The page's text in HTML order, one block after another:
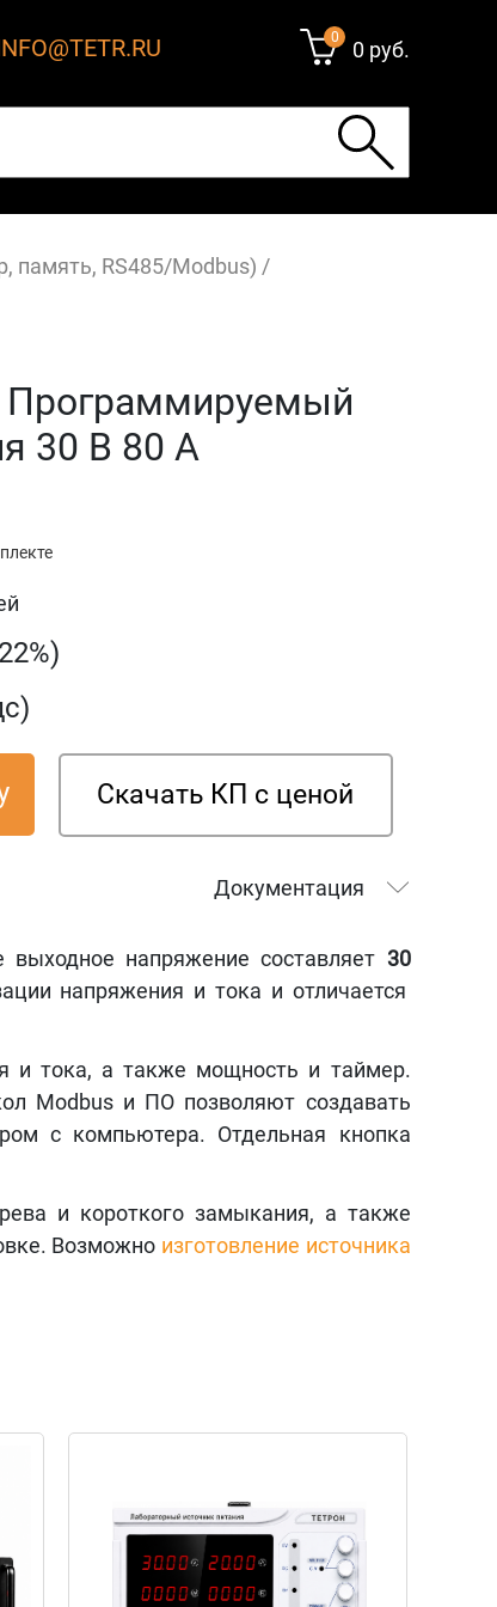
0 0 руб.
память, RS485/Modbus) /
30 В 80 А
Скачать КП с ценой
Документация
напряжение составляет 30
напряжения и тока и отличается
и тока, а также мощность и таймер.
Modbus и ПО позволяют создавать
с компьютера. Отдельная кнопка
и короткого замыкания, а также
Возможно изготовление источника